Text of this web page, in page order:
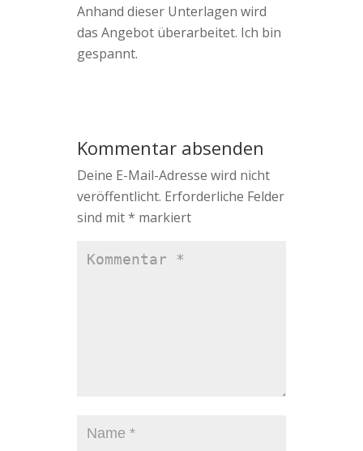
Anhand dieser Unterlagen wird
das Angebot überarbeitet. Ich bin
gespannt.
Kommentar absenden
Deine E-Mail-Adresse wird nicht
veröffentlicht. Erforderliche Felder
sind mit* markiert